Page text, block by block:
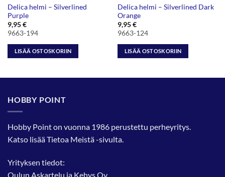
Delica helmi – Silverlined
Purple
9,95€
9663-194
LISÄÄ OSTOSKORIIN
Delica helmi – Silverlined Dark
Orange
9,95€
9663-124
LISÄÄ OSTOSKORIIN
HOBBY POINT
Hobby Point on vuonna 1986 perustettu perheyritys.
Katso lisääTietoa Meistä-sivulta.
Yrityksen tiedot:
Oulun Askartelu ja Kehys Oy